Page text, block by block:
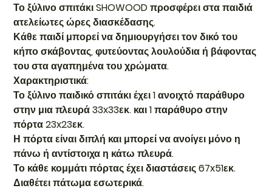
Το ξύλινο σπιτάκι SHOWOOD προσφέρει στα παιδιά
ατελείωτες ώρες διασκέδασης.
Κάθε παιδί μπορεί να δημιουργήσει τον δικό του
κήπο σκάβοντας, φυτεύοντας λουλούδια ή βάφοντας
του στα αγαπημένα του χρώματα.
Χαρακτηριστικά:
Το ξύλινο παιδικό σπιτάκι έχει 1 ανοιχτό παράθυρο
στην μια πλευρά 33x33εκ. και 1 παράθυρο στην
πόρτα 23x23εκ.
Η πόρτα είναι διπλή και μπορεί να ανοίγει μόνο η
πάνω ή αντίστοιχα η κάτω πλευρά.
Το κάθε κομμάτι πόρτας έχει διαστάσεις 67x51εκ.
Διαθέτει πάτωμα εσωτερικά.